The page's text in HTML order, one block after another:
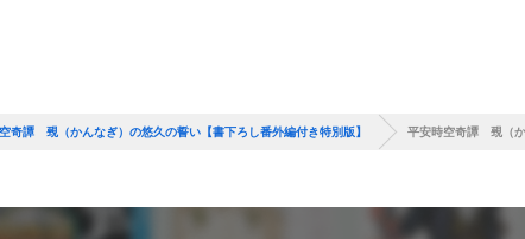
奇譚 覡（かんなぎ）の悠久の誓い【書下ろし番外編付き特別版】 平安時空奇譚 覡（か